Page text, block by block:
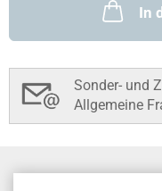
In
Sonder- und
Allgemeine